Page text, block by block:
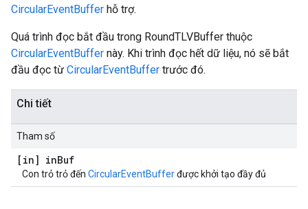
CircularEventBuffer hỗ trợ.
Quá trình đọc bắt đầu trong RoundTLVBuffer thuộc
CircularEventBuffer này. Khi trình đọc hết dữ liệu, nó sẽ bắt
đầu đọc từ CircularEventBuffer trước đó.
Chi tiết
Tham số
[in] inBuf
Con trỏ trỏ đến CircularEventBufferđược khởi tạo đầy đủ